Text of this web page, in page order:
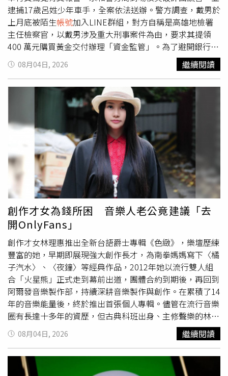
板」也列出4招防詐小撇步：1、政府補助均有正式申請管
道，不會透過TikTok、LINE等社群平台私下辦理。2、任何
補助審核相關業務，都不會要求民眾另外申辦手機SIM卡。
手機SIM卡屬於重要電信身分資料，不可交給陌生人或寄送
給來路不明的單位。3、遇到要求加入LINE辦理補助、貸款
或投資時，務必提高警覺。4、如有補助相關疑問，可向各
地鄉鎮區公所、縣市政府社會局處等機關諮詢。
逮捕17歲呂姓少年車手，全案依法送辦。警方調查，戴男於
上月底被陌生帳號加入LINE群組，對方自稱是高雄地檢署
主任檢察官，以戴男涉及重大刑事案件為由，要求其提領
400 萬元購買黃金交付辦理「資金監管」。為了避開銀行關
懷提問，詐團還教導戴男向行員佯稱提款是用於「購買黃金
酬神還願」，戴男對詐團話術深信不疑，隨即前往臺灣銀行
新永和分行提領400萬元。提領過程中，銀行行員察覺戴男
提款用途與反應異樣，立即通報永和分局新生派出所員警趕
赴現場協助。員警到場後關心被害人，確認這是典型的假檢
警詐騙手法，成功勸阻戴男並保住其多年積蓄。警方又到雙
方約好面交的永和仁愛公園佈署埋伏，當場抓獲呂姓少年車
手，並查扣涉案手機及現金8萬元等證物，警詢後依違反
《刑法》詐欺罪嫌將呂姓少年移送新北地方檢察署偵辦，並
持續向上溯源追查幕後集團共犯。警方呼籲，司法機關絕不
會要求民眾提領現金、購買黃金或交付財物保管，如接獲類
似來電，務必保持冷靜，立即撥打165反詐騙專線或110報
案查證，以免落入詐騙陷阱。
08月04日, 2026 繼續閱讀
創作才女為錢所困 音樂人老公竟建議「去
開OnlyFans」
創作才女林理惠推出全新台語爵士專輯《色緻》，樂壇歷練
豐富的她，早期即展現強大創作長才，為南拳媽媽寫下〈橘
子汽水〉、〈夜鐘〉等經典作品，2012年她以流行雙人組
合「火星熊」正式走到幕前出道，團體合約到期後，再回到
阿爾發音樂製作部，持續深耕音樂製作與創作。在累積了14
年的音樂能量後，終於推出首張個人專輯。儘管在流行音樂
圈有長達十多年的資歷，但古典科班出身、主修聲樂的林理
惠，其實學生時期因為「人類音樂史」這門課而與爵士樂結
下了不解之緣，2008年輾轉認識爵士鋼琴家陳仲謀，從此
一腳踏入爵士音樂圈，並組了爵士樂團開啟爵士演唱生涯，
甚至還因此認識了現在的老公、也是知名金曲音樂人謝明
08月04日, 2026 繼續閱讀